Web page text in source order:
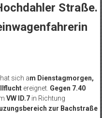
Straße.
sich am Dienstagmorgen,
ereignet. Gegen 7.40
VW ID.7 in Richtung
zur Bachstraße